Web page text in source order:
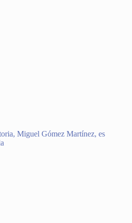
Miguel Gómez Martínez, es